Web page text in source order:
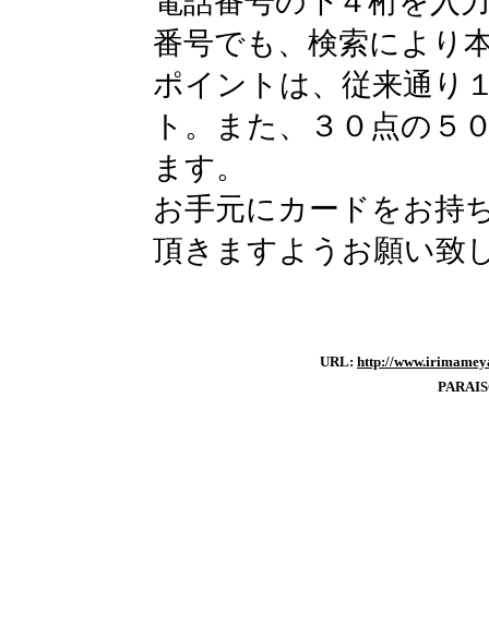
番号でも、検索により
ポイントは、従来通り
ト。また、３０点の５
ます。
お手元にカードをお持
頂きますようお願い致
URL: http://